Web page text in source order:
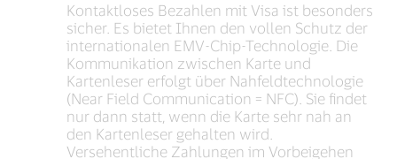
Kontaktloses Bezahlen mit Visa ist besonders
sicher. Es bietet Ihnen den vollen Schutz der
internationalen EMV-Chip-Technologie. Die
Kommunikation zwischen Karte und
Kartenleser erfolgt über Nahfeldtechnologie
(Near Field Communication = NFC). Sie findet
nur dann statt, wenn die Karte sehr nah an
den Kartenleser gehalten wird.
Versehentliche Zahlungen im Vorbeigehen